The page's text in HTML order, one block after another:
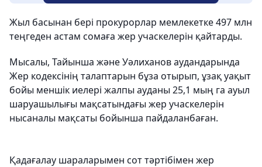
Жыл басынан бері прокурорлар мемлекетке 497 млн
теңгеден астам сомаға жер учаскелерін қайтарды.
Мысалы, Тайынша және Уәлиханов аудандарында
Жер кодексінің талаптарын бұза отырып, ұзақ уақыт
бойы меншік иелері жалпы ауданы 25,1 мың га ауыл
шаруашылығы мақсатындағы жер учаскелерін
нысаналы мақсаты бойынша пайдаланбаған.
Қадағалау шараларымен сот тәртібімен жер